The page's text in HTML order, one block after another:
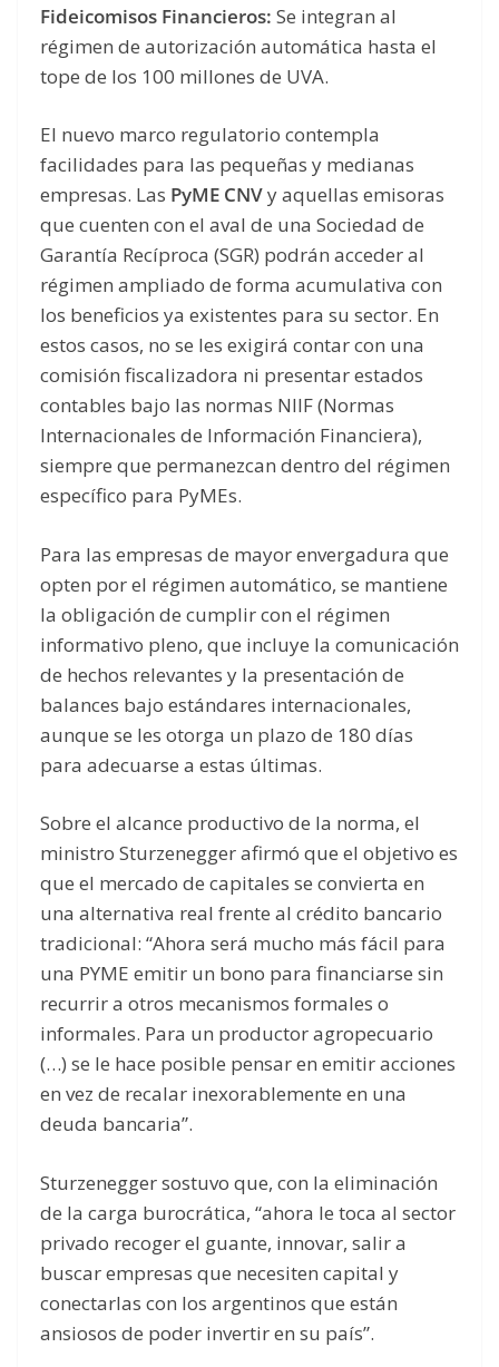
Fideicomisos Financieros: Se integran al
régimen de autorización automática hasta el
tope de los 100 millones de UVA.
El nuevo marco regulatorio contempla
facilidades para las pequeñas y medianas
empresas. Las PyME CNVy aquellas emisoras
que cuenten con el aval de una Sociedad de
Garantía Recíproca (SGR) podrán acceder al
régimen ampliado de forma acumulativa con
los beneficios ya existentes para su sector. En
estos casos, no se les exigirá contar con una
comisión fiscalizadora ni presentar estados
contables bajo las normas NIIF (Normas
Internacionales de Información Financiera),
siempre que permanezcan dentro del régimen
específico para PyMEs.
Para las empresas de mayor envergadura que
opten por el régimen automático, se mantiene
la obligación de cumplir con el régimen
informativo pleno, que incluye la comunicación
de hechos relevantes y la presentación de
balances bajo estándares internacionales,
aunque se les otorga un plazo de 180 días
para adecuarse a estas últimas.
Sobre el alcance productivo de la norma, el
ministro Sturzenegger afirmó que el objetivo es
que el mercado de capitales se convierta en
una alternativa real frente al crédito bancario
tradicional: “Ahora será mucho más fácil para
una PYME emitir un bono para financiarse sin
recurrir a otros mecanismos formales o
informales. Para un productor agropecuario
(…) se le hace posible pensar en emitir acciones
en vez de recalar inexorablemente en una
deuda bancaria”.
Sturzenegger sostuvo que, con la eliminación
de la carga burocrática, “ahora le toca al sector
privado recoger el guante, innovar, salir a
buscar empresas que necesiten capital y
conectarlas con los argentinos que están
ansiosos de poder invertir en su país”.